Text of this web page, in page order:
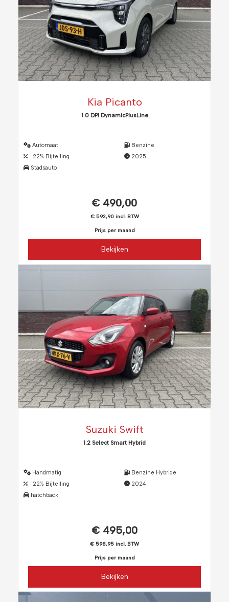
Kia Picanto
1.0 DPI DynamicPlusLine
Automaat
22% Bijtelling
Stadsauto
Benzine
2025
€ 490,00
€ 592,90 incl. BTW
Prijs per maand
Bekijken
Suzuki Swift
1.2 Select Smart Hybrid
Handmatig
22% Bijtelling
hatchback
Benzine Hybride
2024
€ 495,00
€ 598,95 incl. BTW
Prijs per maand
Bekijken